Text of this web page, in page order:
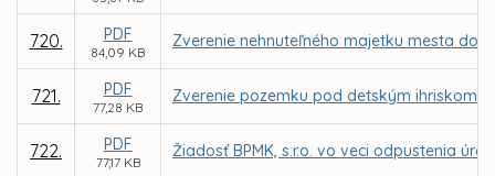
720. PDF
84,09 KB
Zverenie nehnuteľného majetku mesta do
721. PDF
77,28 KB
Zverenie pozemku pod detským ihriskom
722. PDF
77,17 KB
Žiadosť BPMK, s.r.o. vo veci odpustenia